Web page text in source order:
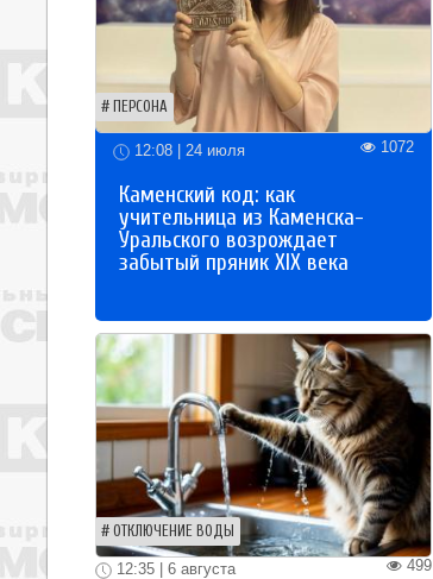
ПЕРСОНА
12:08 | 24 июля 1072
Каменский код: как
учительница из Каменска-
Уральского возрождает
забытый пряник XIX века
ОТКЛЮЧЕНИЕ ВОДЫ
499
12:35 | 6 августа